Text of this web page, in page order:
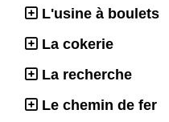
L'usine à boulets
La cokerie
La recherche
Le chemin de fer